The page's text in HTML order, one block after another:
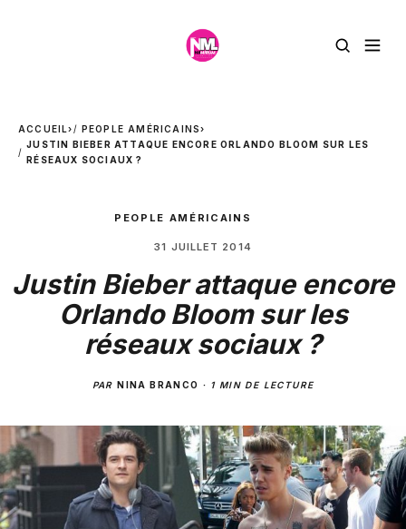
ACCUEIL› PEOPLE AMÉRICAINS›
JUSTIN BIEBER ATTAQUE ENCORE ORLANDO BLOOM SUR LES
RÉSEAUX SOCIAUX ?
PEOPLE AMÉRICAINS
31 JUILLET 2014
Justin Bieber attaque encore
Orlando Bloom sur les
réseaux sociaux ?
PARNINA BRANCO · 1 MIN DE LECTURE